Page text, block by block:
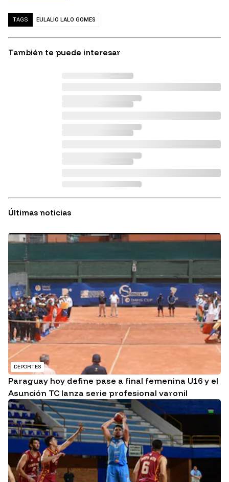
TAGS EULALIO LALO GOMES
También te puede interesar
Últimas noticias
DEPORTES
Paraguay hoy define pase a final femenina U16 y el
Asunción TC lanza serie profesional varonil